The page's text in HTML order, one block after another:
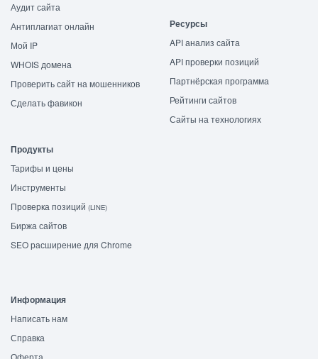
Аудит сайта
Антиплагиат онлайн
Мой IP
WHOIS домена
Проверить сайт на мошенников
Сделать фавикон
Ресурсы
API анализ сайта
API проверки позиций
Партнёрская программа
Рейтинги сайтов
Сайты на технологиях
Продукты
Тарифы и цены
Инструменты
Проверка позиций (LINE)
Биржа сайтов
SEO расширение для Chrome
Информация
Написать нам
Справка